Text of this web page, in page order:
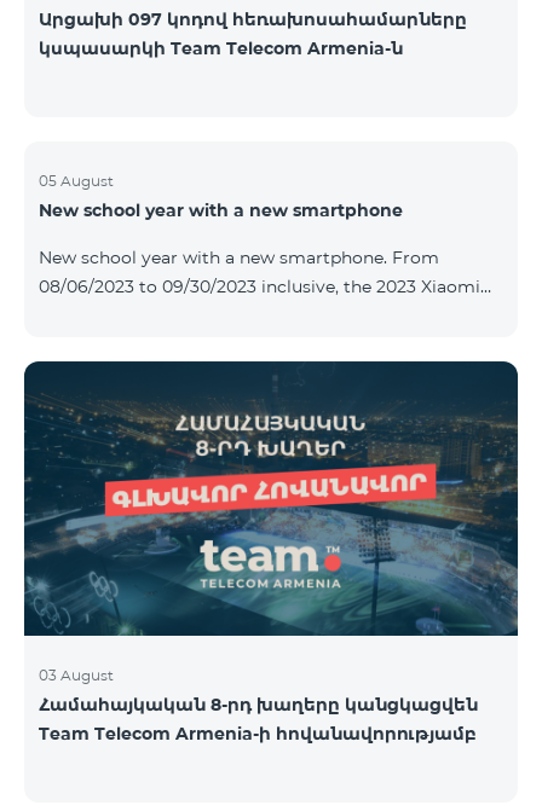
Արցախի 097 կոդով հեռախոսահամարները
կսպասարկի Team Telecom Armenia-ն
05 August
New school year with a new smartphone
New school year with a new smartphone. From
08/06/2023 to 09/30/2023 inclusive, the 2023 Xiaomi
- the 1st month is free. A smartphone can also be
purchased on credit, starting from 1250 AMD per
month. Bank charges are added to the monthly fee.
Tariff terms are below. Prepaid package Teamtok.
Monthly fee: 2500 AMD 250minutes to RA, Artsakh,
USA and Canada, Beeline Russia and Tele2 mob
03 August
Համահայկական 8-րդ խաղերը կանցկացվեն
Team Telecom Armenia-ի հովանավորությամբ